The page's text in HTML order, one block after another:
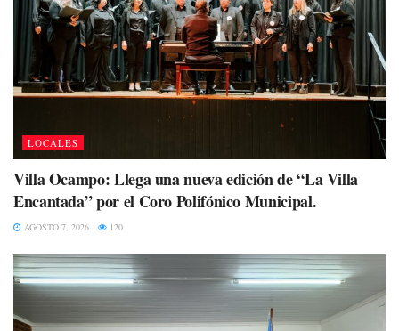
LOCALES
Villa Ocampo: Llega una nueva edición de “La Villa
Encantada” por el Coro Polifónico Municipal.
AGOSTO 7, 2026 120